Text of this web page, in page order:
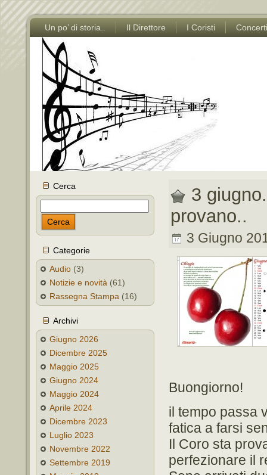
Un po’ di storia.. Il Direttore I Coristi Concerti
Cerca
Cerca
Categorie
Audio (3)
Notizie e novità (61)
Rassegna Stampa (16)
Archivi
Giugno 2026
Dicembre 2025
Maggio 2025
Giugno 2024
Maggio 2024
Aprile 2024
Dicembre 2023
Luglio 2023
Novembre 2022
Settembre 2019
3
provano..
3 Giugno
Buongiorno!
il tempo passa
fatica a farsi
Il Coro sta
perfezionare il